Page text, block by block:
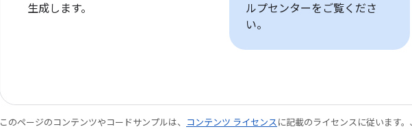
生成します。
ルプセンターをご覧くださ
い。
このページのコンテンツやコードサンプルは、 コンテンツ ライセンスに記載のライセンスに従います